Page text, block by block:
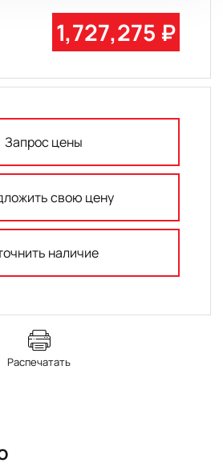
1,727,275 ₽
Запрос цены
свою цену
наличие
Распечатать